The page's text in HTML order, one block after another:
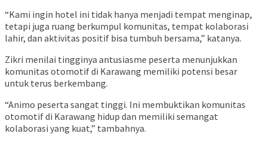
“Kami ingin hotel ini tidak hanya menjadi tempat menginap,
tetapi juga ruang berkumpul komunitas, tempat kolaborasi
lahir, dan aktivitas positif bisa tumbuh bersama,” katanya.
Zikri menilai tingginya antusiasme peserta menunjukkan
komunitas otomotif di Karawang memiliki potensi besar
untuk terus berkembang.
“Animo peserta sangat tinggi. Ini membuktikan komunitas
otomotif di Karawang hidup dan memiliki semangat
kolaborasi yang kuat,” tambahnya.